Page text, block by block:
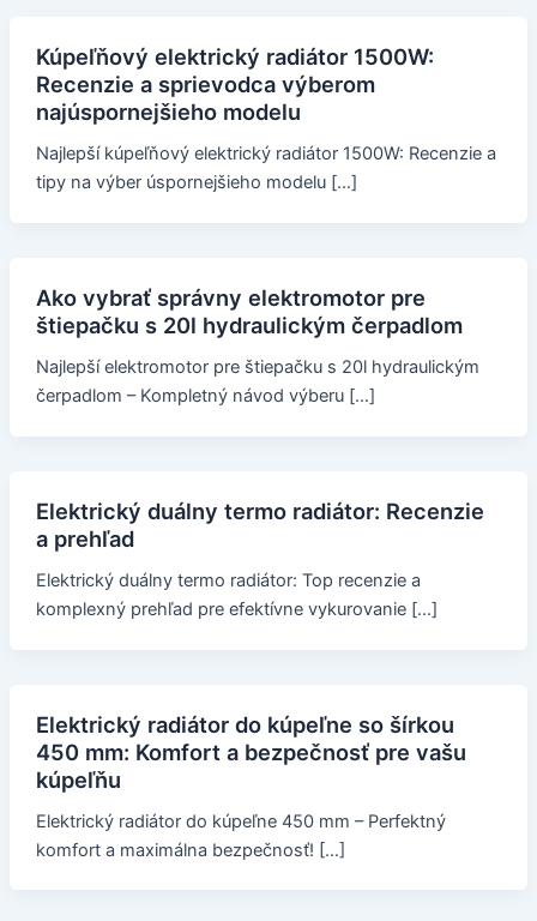
Kúpeľňový elektrický radiátor 1500W:
Recenzie a sprievodca výberom
najúspornejšieho modelu
Najlepší kúpeľňový elektrický radiátor 1500W: Recenzie a
tipy na výber úspornejšieho modelu […]
Ako vybrať správny elektromotor pre
štiepačku s 20l hydraulickým čerpadlom
Najlepší elektromotor pre štiepačku s 20l hydraulickým
čerpadlom – Kompletný návod výberu […]
Elektrický duálny termo radiátor: Recenzie
a prehľad
Elektrický duálny termo radiátor: Top recenzie a
komplexný prehľad pre efektívne vykurovanie […]
Elektrický radiátor do kúpeľne so šírkou
450 mm: Komfort a bezpečnosť pre vašu
kúpeľňu
Elektrický radiátor do kúpeľne 450 mm – Perfektný
komfort a maximálna bezpečnosť! […]